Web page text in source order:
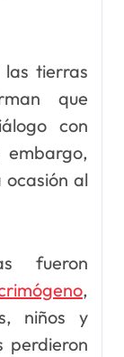
las tierras
que
con
embargo,
al
fueron
,
niños y
perdieron